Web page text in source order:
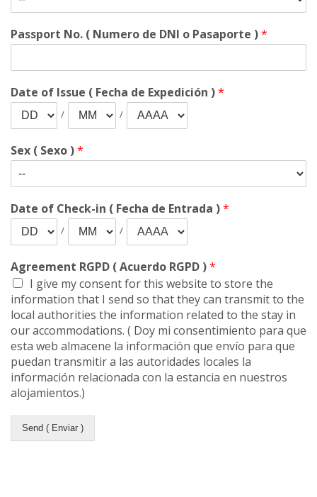
Passport No. ( Numero de DNI o Pasaporte )*
Date of Issue ( Fecha de Expedición )*
/ /
Sex ( Sexo )*
Date of Check-in ( Fecha de Entrada )*
/ /
Agreement RGPD ( Acuerdo RGPD )*
I give my consent for this website to store the
information that I send so that they can transmit to the
local authorities the information related to the stay in
our accommodations. ( Doy mi consentimiento para que
esta web almacene la información que envío para que
puedan transmitir a las autoridades locales la
información relacionada con la estancia en nuestros
alojamientos.)
Send ( Enviar )